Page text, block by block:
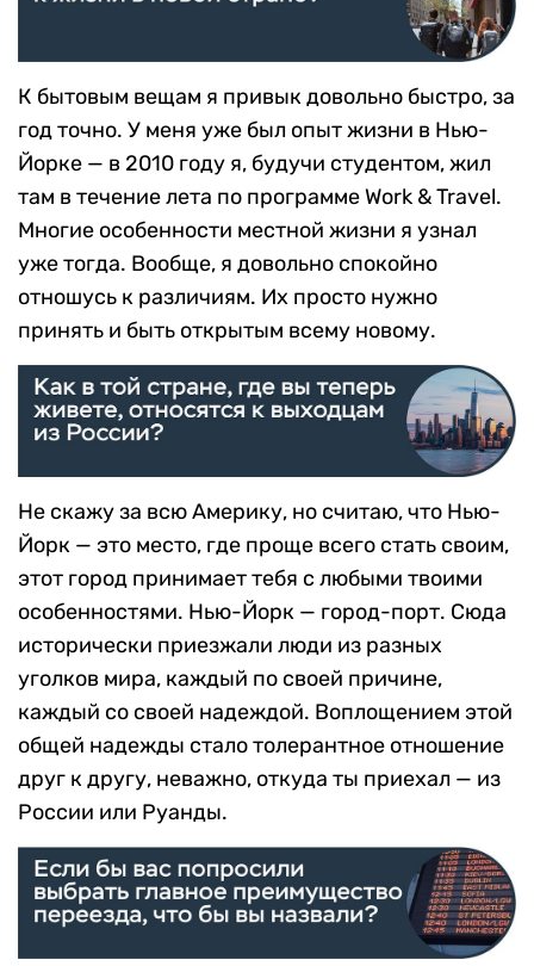
К бытовым вещам я привык довольно быстро, за
год точно. У меня уже был опыт жизни в Нью-
Йорке — в 2010 году я, будучи студентом, жил
там в течение лета по программе Work & Travel.
Многие особенности местной жизни я узнал
уже тогда. Вообще, я довольно спокойно
отношусь к различиям. Их просто нужно
принять и быть открытым всему новому.
Не скажу за всю Америку, но считаю, что Нью-
Йорк — это место, где проще всего стать своим,
этот город принимает тебя с любыми твоими
особенностями. Нью-Йорк — город-порт. Сюда
исторически приезжали люди из разных
уголков мира, каждый по своей причине,
каждый со своей надеждой. Воплощением этой
общей надежды стало толерантное отношение
друг к другу, неважно, откуда ты приехал — из
России или Руанды.